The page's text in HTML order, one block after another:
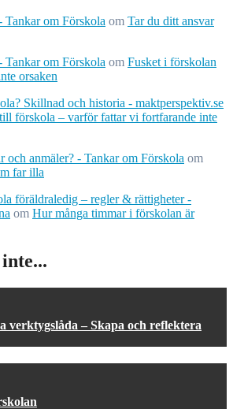
Tankar om Förskola om Tar du ditt ansvar
Tankar om Förskola om Fusket i förskolan
orsaken
Skillnad och historia - maktperspektiv.se
till förskola – varför fattar vi fortfarande inte
och anmäler? - Tankar om Förskola om
far illa
föräldraledig – regler & rättigheter -
om Hur många timmar i förskolan är
verktygslåda – Skapa och reflektera